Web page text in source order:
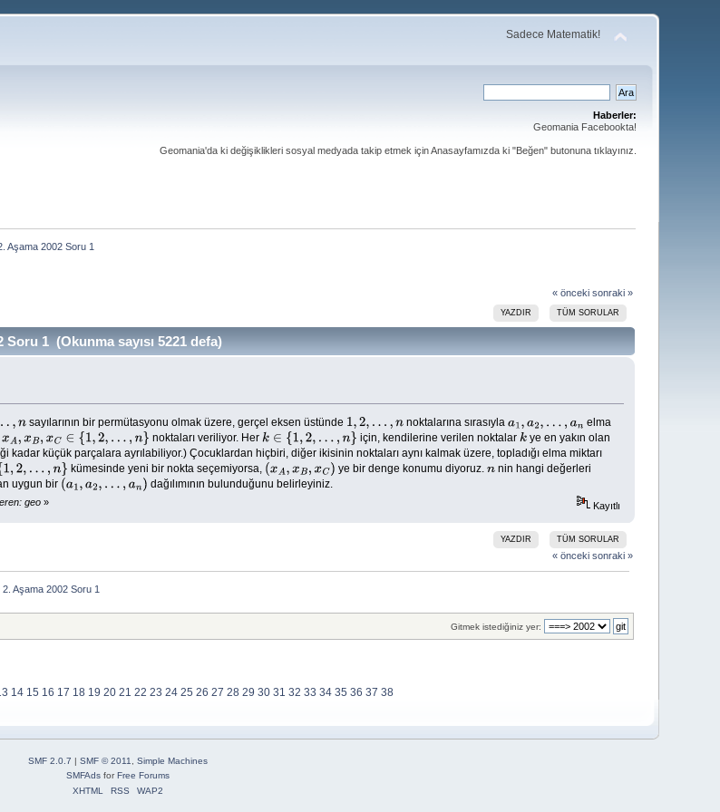
Sadece Matematik!
Haberler:
Geomania Facebookta!
Geomania'da ki değişiklikleri sosyal medyada takip etmek için Anasayfamızda ki "Beğen" butonuna tıklayınız.
Aşama 2002 Soru 1
« önceki sonraki »
YAZDIR TÜM SORULAR
1 (Okunma sayısı 5221 defa)
n sayılarının bir permütasyonu olmak üzere, gerçel eksen üstünde 1,2,.. , n noktalarına sırasıylaa1 ,a2,.. ., a n
elma
xA,x B, xC ∈{1 ,2 …,n } noktaları veriliyor. Herk∈{1,2,…,n } için, kendilerine verilen noktalarkye en yakın olan
kadar küçük parçalara ayrılabiliyor.) Çocuklardan hiçbiri, diğer ikisinin noktaları aynı kalmak üzere, topladığı elma miktarı
1,2 ,… ,n} kümesinde yeni bir nokta seçemiyorsa, (xA,xB,xC ) ye bir denge konumu diyoruz. nnin hangi değerleri
uygun bir (a1, a2,…, a n ) dağılımının bulunduğunu belirleyiniz.
geo» Kayıtlı
YAZDIR TÜM SORULAR
« önceki sonraki »
Aşama 2002 Soru 1
Gitmek istediğiniz yer:
14 15 16 17 18 19 20 21 22 23 24 25 26 27 28 29 30 31 32 33 34 35 36 37 38
SMF 2.0.7 | SMF © 2011
Simple Machines
SMFAdsforFree Forums
XHTML
RSS WAP2